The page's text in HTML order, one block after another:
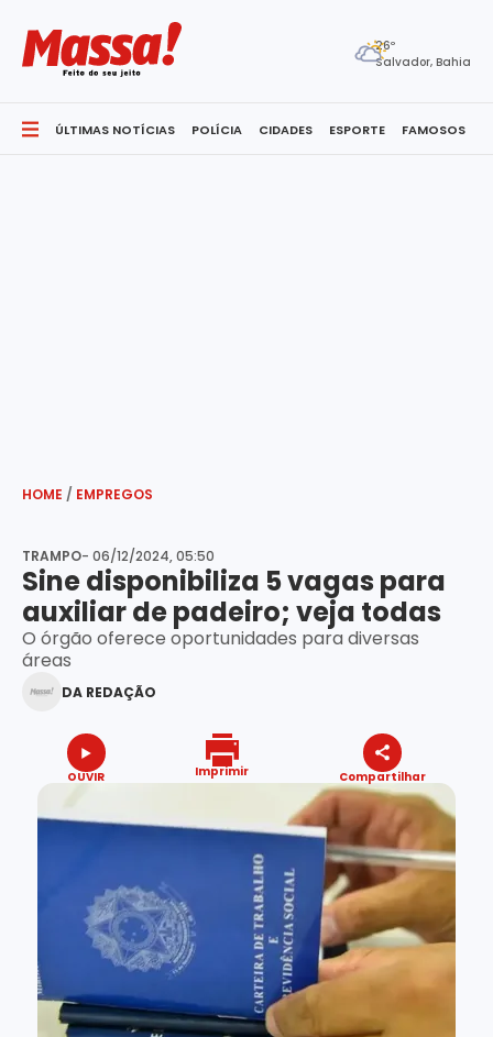
26º
Salvador, Bahia
ÚLTIMAS NOTÍCIAS POLÍCIA CIDADES ESPORTE FAMOSOS
HOME / EMPREGOS
TRAMPO- 06/12/2024, 05:50
Sine disponibiliza 5 vagas para
auxiliar de padeiro; veja todas
O órgão oferece oportunidades para diversas
áreas
DA REDAÇÃO
OUVIR Imprimir Compartilhar